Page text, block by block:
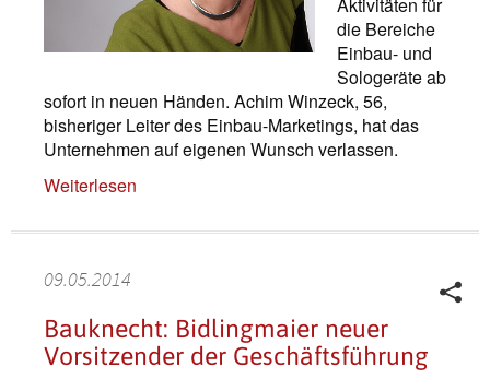
die Bereiche
Einbau- und
Sologeräte ab
sofort in neuen Händen. Achim Winzeck, 56,
bisheriger Leiter des Einbau-Marketings, hat das
Unternehmen auf eigenen Wunsch verlassen.
Weiterlesen
09.05.2014
Bauknecht: Bidlingmaier neuer
Vorsitzender der Geschäftsführung